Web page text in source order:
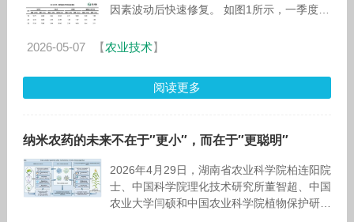
因素波动后快速修复。 如图1所示，一季度农
2026-05-07 【农业技术】
阅读更多
纳米农药的未来不在于″更小″，而在于″更聪明″
2026年4月29日，湖南省农业科学院柏连阳院
士、中国科学院理化技术研究所董智超、中国
农业大学闫硕和中国农业科学院植物保护研究